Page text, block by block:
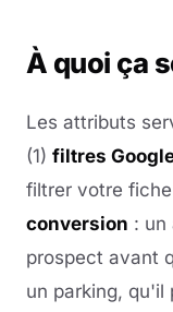
À quoi ça
Les attributs
(1) filtres
filtrer votre fiche
conversion : un
prospect avant
un parking, qu'il